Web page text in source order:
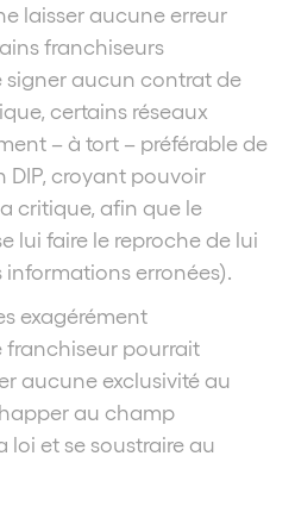
laisser aucune erreur
franchiseurs
signer aucun contrat de
certains réseaux
– à tort – préférable de
DIP, croyant pouvoir
critique, afin que le
lui faire le reproche de lui
erronées).
exagérément
franchiseur pourrait
aucune exclusivité au
au champ
loi et se soustraire au